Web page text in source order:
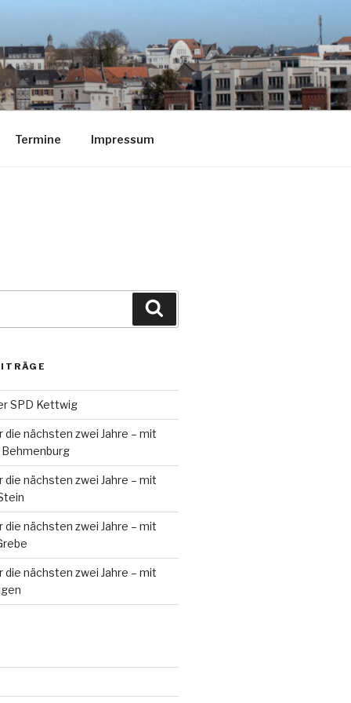
Termine Impressum
SPD Kettwig
die nächsten zwei Jahre – mit
die nächsten zwei Jahre – mit
die nächsten zwei Jahre – mit
die nächsten zwei Jahre – mit